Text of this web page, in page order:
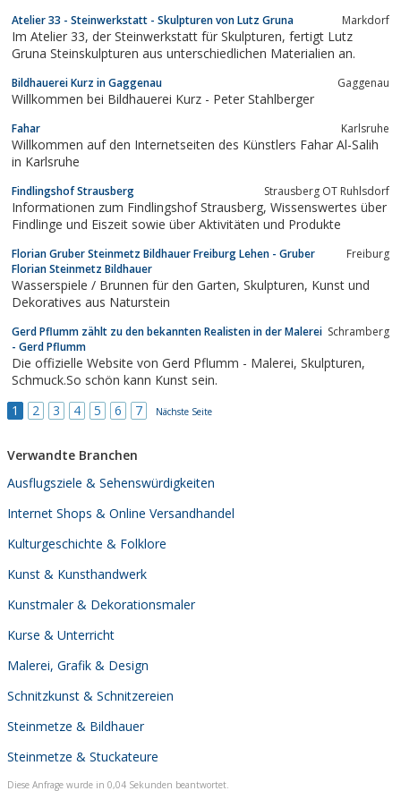
Atelier 33 - Steinwerkstatt - Skulpturen von Lutz Gruna Markdorf
Im Atelier 33, der Steinwerkstatt für Skulpturen, fertigt Lutz
Gruna Steinskulpturen aus unterschiedlichen Materialien an.
Bildhauerei Kurz in Gaggenau Gaggenau
Willkommen bei Bildhauerei Kurz - Peter Stahlberger
Fahar Karlsruhe
Willkommen auf den Internetseiten des Künstlers Fahar Al-Salih
in Karlsruhe
Findlingshof Strausberg Strausberg OT Ruhlsdorf
Informationen zum Findlingshof Strausberg, Wissenswertes über
Findlinge und Eiszeit sowie über Aktivitäten und Produkte
Florian Gruber Steinmetz Bildhauer Freiburg Lehen - Gruber
Florian Steinmetz Bildhauer
Freiburg
Wasserspiele / Brunnen für den Garten, Skulpturen, Kunst und
Dekoratives aus Naturstein
Gerd Pflumm zählt zu den bekannten Realisten in der Malerei
- Gerd Pflumm
Schramberg
Die offizielle Website von Gerd Pflumm - Malerei, Skulpturen,
Schmuck.So schön kann Kunst sein.
1
2 3 4 5 6 7 Nächste Seite
Verwandte Branchen
Ausflugsziele & Sehenswürdigkeiten
Internet Shops & Online Versandhandel
Kulturgeschichte & Folklore
Kunst & Kunsthandwerk
Kunstmaler & Dekorationsmaler
Kurse & Unterricht
Malerei, Grafik & Design
Schnitzkunst & Schnitzereien
Steinmetze & Bildhauer
Steinmetze & Stuckateure
Diese Anfrage wurde in 0,04 Sekunden beantwortet.